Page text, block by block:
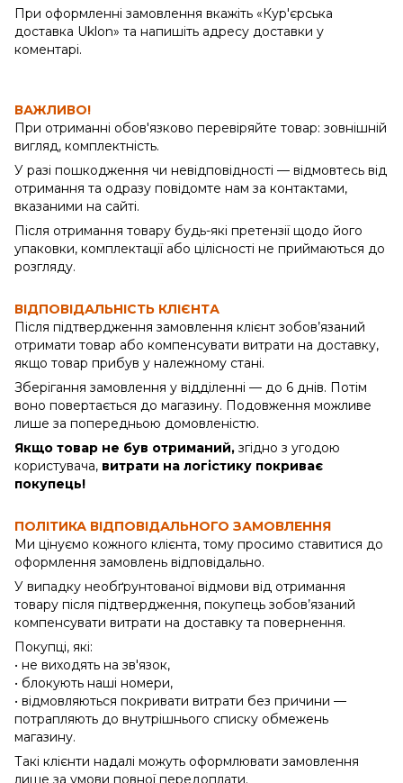
При оформленні замовлення вкажіть «Кур'єрська
доставка Uklon» та напишіть адресу доставки у
коментарі.
ВАЖЛИВО!
При отриманні обов'язково перевіряйте товар: зовнішній
вигляд, комплектність.
У разі пошкодження чи невідповідності — відмовтесь від
отримання та одразу повідомте нам за контактами,
вказаними на сайті.
Після отримання товару будь-які претензії щодо його
упаковки, комплектації або цілісності не приймаються до
розгляду.
ВІДПОВІДАЛЬНІСТЬ КЛІЄНТА
Після підтвердження замовлення клієнт зобов’язаний
отримати товар або компенсувати витрати на доставку,
якщо товар прибув у належному стані.
Зберігання замовлення у відділенні — до 6 днів. Потім
воно повертається до магазину. Подовження можливе
лише за попередньою домовленістю.
Якщо товар не був отриманий, згідно з угодою
користувача, витрати на логістику покриває
покупець!
ПОЛІТИКА ВІДПОВІДАЛЬНОГО ЗАМОВЛЕННЯ
Ми цінуємо кожного клієнта, тому просимо ставитися до
оформлення замовлень відповідально.
У випадку необґрунтованої відмови від отримання
товару після підтвердження, покупець зобов’язаний
компенсувати витрати на доставку та повернення.
Покупці, які:
• не виходять на зв'язок,
• блокують наші номери,
• відмовляються покривати витрати без причини —
потрапляють до внутрішнього списку обмежень
магазину.
Такі клієнти надалі можуть оформлювати замовлення
лише за умови повної передоплати.